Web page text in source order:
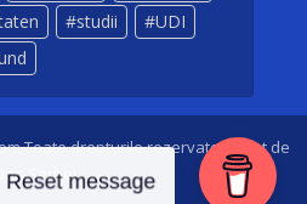
studii
UDI
Toate drepturile rezervate. Creat de
Dan Sarbei